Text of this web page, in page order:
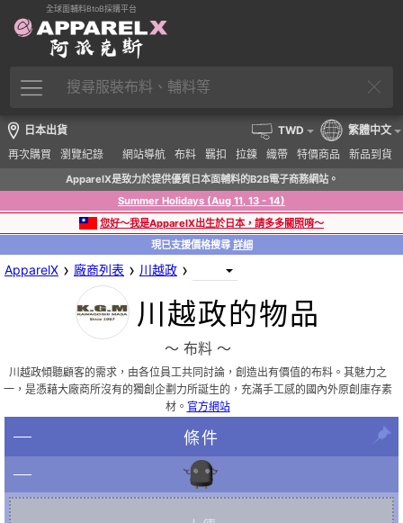
全球面輔料BtoB採購平台
日本出貨
再次購買
瀏覽紀錄 網站導航 布料 羈扣 拉鍊 織帶 特價商品 新品到貨
TWD 繁體中文
ApparelX是致力於提供優質日本面輔料的B2B電子商務網站。
Summer Holidays (Aug 11, 13 - 14)
您好～我是ApparelX出生於日本，請多多關照唷～
現已支援價格搜尋 詳細
ApparelX › 廠商列表 › 川越政 ›
川越政的物品
〜 布料 〜
川越政傾聽顧客的需求，由各位員工共同討論，創造出有價值的布料。其魅力之
一，是憑藉大廠商所沒有的獨創企劃力所誕生的，充滿手工感的國內外原創庫存素
材。 官方網站
條件